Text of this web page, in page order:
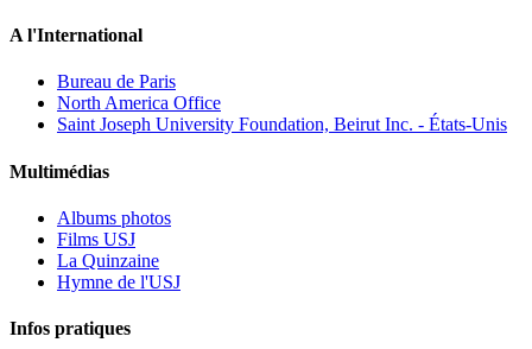
A l'International
Bureau de Paris
North America Office
Saint Joseph University Foundation, Beirut Inc. - États-Unis
Multimédias
Albums photos
Films USJ
La Quinzaine
Hymne de l'USJ
Infos pratiques